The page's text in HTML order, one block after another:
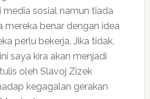
media sosial namun tiada
mereka benar dengan idea
perlu bekerja. Jika tidak,
saya kira akan menjadi
oleh Slavoj Zizek
kegagalan gerakan